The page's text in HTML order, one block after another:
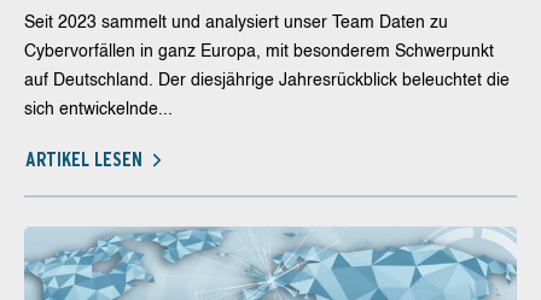
Seit 2023 sammelt und analysiert unser Team Daten zu
Cybervorfällen in ganz Europa, mit besonderem Schwerpunkt
auf Deutschland. Der diesjährige Jahresrückblick beleuchtet die
sich entwickelnde...
ARTIKEL LESEN